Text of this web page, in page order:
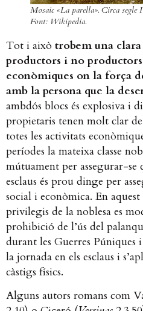
Mosaic «La parella». Circa segle
Font: Wikipedia.
Tot i això ​ trobem una
productors i no productors
econòmiques on la força
amb la persona que la
ambdós blocs és explosiva i
propietaris tenen molt clar
totes les activitats
períodes la mateixa classe
mútuament per assegurar-se
esclaus és prou dinge per
social i econòmica. En
privilegis de la noblesa es
prohibició de l’ús del
durant les Guerres Púniques
la jornada en els esclaus i
càstigs físics.
Alguns autors romans com